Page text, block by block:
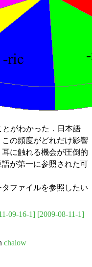
とがわかった．日本語
の頻度がどれだけ影響
に触れる機会が圧倒的
が第一に参照された可
ファイルを参照したい
09-16-1] [2009-08-11-1]
chalow